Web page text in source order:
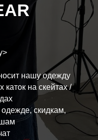
нашу одежду
каток на скейтах /
одежде, скидкам,